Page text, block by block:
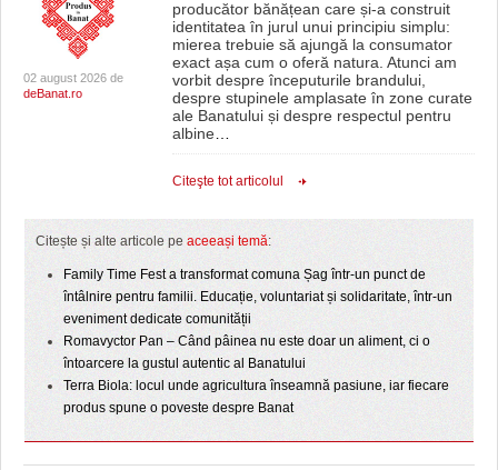
02 august 2026 de
deBanat.ro
producător bănățean care și-a construit
identitatea în jurul unui principiu simplu:
mierea trebuie să ajungă la consumator
exact așa cum o oferă natura. Atunci am
vorbit despre începuturile brandului,
despre stupinele amplasate în zone curate
ale Banatului și despre respectul pentru
albine…
Citeşte tot articolul
Citește și alte articole pe aceeași temă:
Family Time Fest a transformat comuna Șag într-un punct de
întâlnire pentru familii. Educație, voluntariat și solidaritate, într-un
eveniment dedicate comunității
Romavyctor Pan – Când pâinea nu este doar un aliment, ci o
întoarcere la gustul autentic al Banatului
Terra Biola: locul unde agricultura înseamnă pasiune, iar fiecare
produs spune o poveste despre Banat